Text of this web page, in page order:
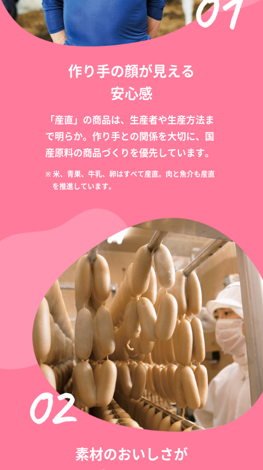
作り手の顔が見える
安心感
「産直」の商品は、生産者や生産方法ま
で明らか。作り手との関係を大切に、国
産原料の商品づくりを優先しています。
※ 米、青果、牛乳、卵はすべて産直。肉と魚介も産直
を推進しています。
素材のおいしさが